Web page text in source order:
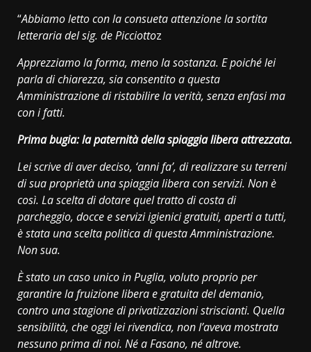
“Abbiamo letto con la consueta attenzione la sortita
letteraria del sig. de Picciottoz
Apprezziamo la forma, meno la sostanza. E poiché lei
parla di chiarezza, sia consentito a questa
Amministrazione di ristabilire la verità, senza enfasi ma
con i fatti.
Prima bugia: la paternità della spiaggia libera attrezzata.
Lei scrive di aver deciso, ‘anni fa’, di realizzare su terreni
di sua proprietà una spiaggia libera con servizi. Non è
così. La scelta di dotare quel tratto di costa di
parcheggio, docce e servizi igienici gratuiti, aperti a tutti,
è stata una scelta politica di questa Amministrazione.
Non sua.
È stato un caso unico in Puglia, voluto proprio per
garantire la fruizione libera e gratuita del demanio,
contro una stagione di privatizzazioni striscianti. Quella
sensibilità, che oggi lei rivendica, non l’aveva mostrata
nessuno prima di noi. Né a Fasano, né altrove.